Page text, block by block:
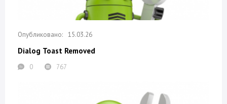
15.03.26
Dialog Toast Removed
0 767